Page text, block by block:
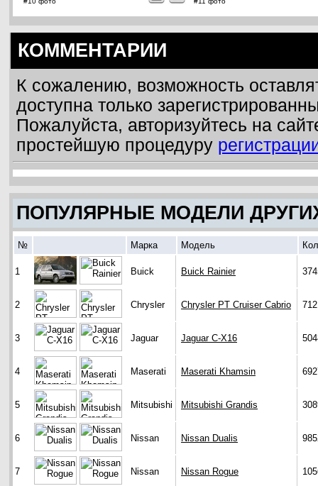
КОММЕНТАРИИ
К сожалению, возможность
доступна только
Пожалуйста, авторизуйтесь на
простейшую процедуру
ПОПУЛЯРНЫЕ МОДЕЛИ
№ Марка Модель
1 Buick Buick Rainier
2 Chrysler Chrysler PT Cruiser Cabrio
3 Jaguar Jaguar C-X16
4 Maserati Maserati Khamsin
5 Mitsubishi Mitsubishi Grandis
6 Nissan Nissan Dualis
7 Nissan Nissan Rogue